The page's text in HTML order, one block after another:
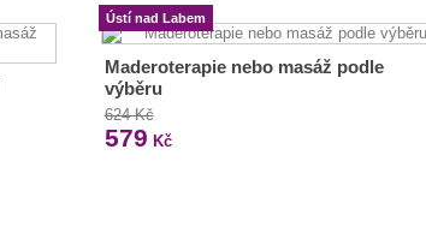
Ústí nad Labem
Maderoterapie nebo masáž podle
výběru
624 Kč
579 Kč